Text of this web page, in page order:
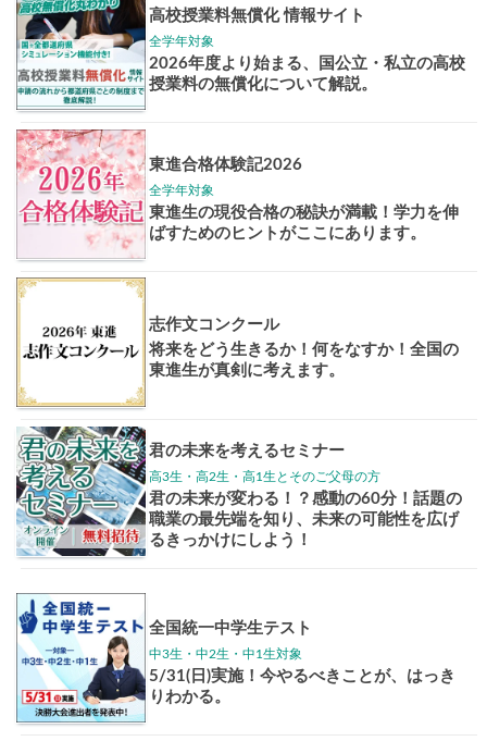
大学案内
講座
東大特進
イベントほか